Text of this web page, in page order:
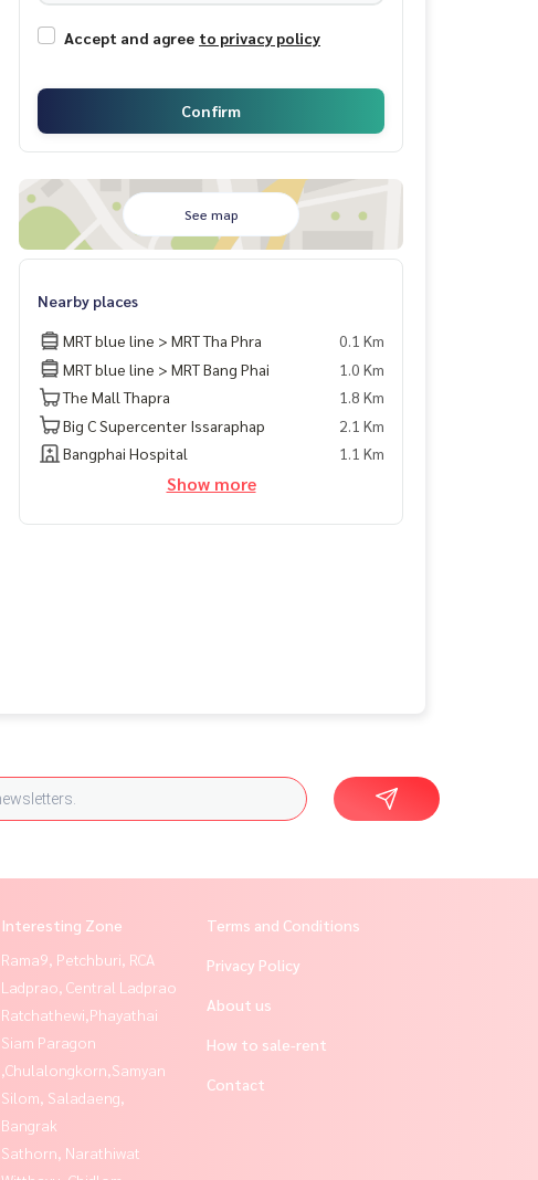
Accept and agree to privacy policy
Confirm
See map
Nearby places
MRT blue line > MRT Tha Phra
0.1 Km
MRT blue line > MRT Bang Phai
1.0 Km
The Mall Thapra
1.8 Km
Big C Supercenter Issaraphap
2.1 Km
Bangphai Hospital
1.1 Km
Show more
Interesting Zone
Rama9, Petchburi, RCA
Ladprao, Central Ladprao
Ratchathewi,Phayathai
Siam Paragon
,Chulalongkorn,Samyan
Silom, Saladaeng,
Bangrak
Sathorn, Narathiwat
Terms and Conditions
Privacy Policy
About us
How to sale-rent
Contact